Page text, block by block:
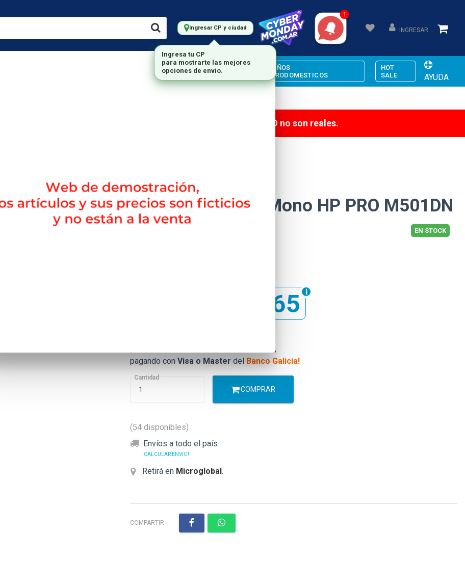
Ingresar CP y ciudad INGRESAR
MONITORES MARCAS
PEQUEÑOS
ELECTRODOMESTICOS
HOT
SALE
AYUDA
DEMO, por lo tanto los productos y su correspondiente PRECIO no son reales.
Impresora Laser Mono HP PRO M501DN
EN STOCK
$1.163.565
,
pagando con Visa o Master del Banco Galicia!
Cantidad
COMPRAR
(54 disponibles)
Envíos a todo el país
¡CALCULAR ENVÍO!
Retirá en Microglobal.
COMPARTIR: